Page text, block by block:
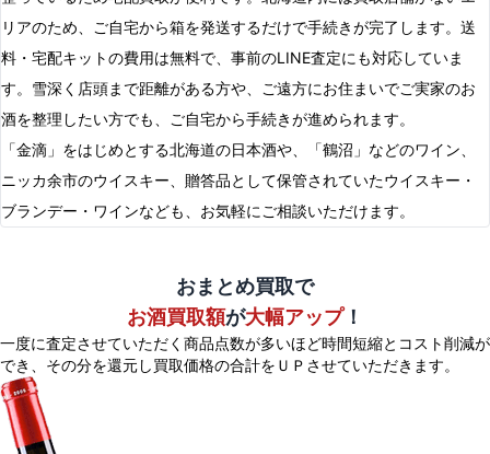
リアのため、ご自宅から箱を発送するだけで手続きが完了します。送
料・宅配キットの費用は無料で、事前のLINE査定にも対応していま
す。雪深く店頭まで距離がある方や、ご遠方にお住まいでご実家のお
酒を整理したい方でも、ご自宅から手続きが進められます。
「金滴」をはじめとする北海道の日本酒や、「鶴沼」などのワイン、
ニッカ余市のウイスキー、贈答品として保管されていたウイスキー・
ブランデー・ワインなども、お気軽にご相談いただけます。
おまとめ買取で
お酒買取額が大幅アップ！
一度に査定させていただく商品点数が多いほど時間短縮とコスト削減が
でき、 その分を還元し買取価格の合計をＵＰさせていただきます。